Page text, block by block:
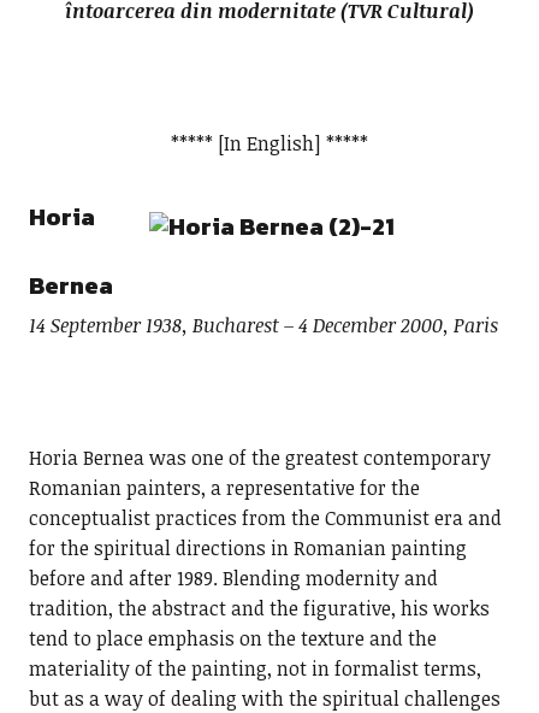
întoarcerea din modernitate (TVR Cultural)
***** [In English] *****
Horia
Bernea
14 September 1938, Bucharest – 4 December 2000, Paris
Horia Bernea was one of the greatest contemporary
Romanian painters, a representative for the
conceptualist practices from the Communist era and
for the spiritual directions in Romanian painting
before and after 1989. Blending modernity and
tradition, the abstract and the figurative, his works
tend to place emphasis on the texture and the
materiality of the painting, not in formalist terms,
but as a way of dealing with the spiritual challenges